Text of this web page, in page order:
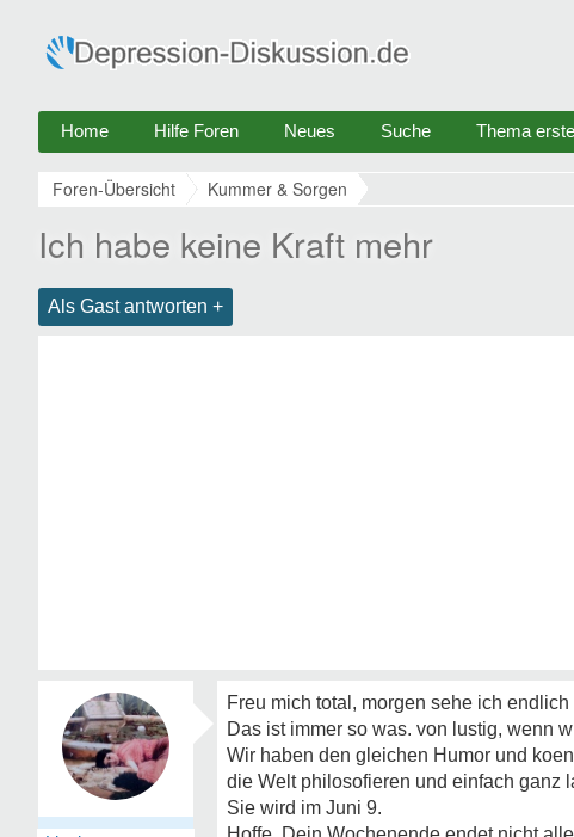
Home Hilfe Foren Neues Suche Thema
Foren-Übersicht Kummer & Sorgen
Ich habe keine Kraft mehr
Als Gast antworten +
Freu mich total, morgen sehe ich
Das ist immer so was. von lustig, wenn
Wir haben den gleichen Humor und
die Welt philosofieren und einfach ganz
Sie wird im Juni 9.